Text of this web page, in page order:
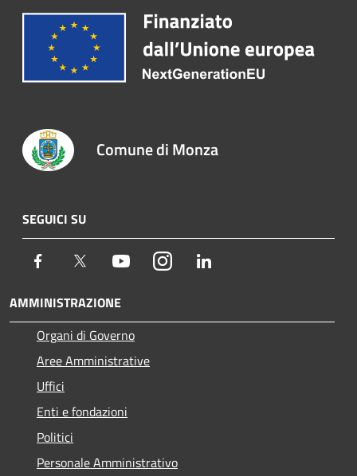
Comune di Monza
SEGUICI SU
Facebook Twitter YoutubeInstagram
AMMINISTRAZIONE
Organi di Governo
Aree Amministrative
Uffici
Enti e fondazioni
Politici
Personale Amministrativo